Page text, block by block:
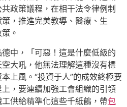
政策議程，在相干法令律例制
，推進完美教導、醫療、生
。
中，「可惡！這是什麼低級的
大吼，他無法理解這種沒有標
上風。“投資于人”的成效終極要
，要連續加強工會組織的引領
供給精準化這些千紙鶴，帶包